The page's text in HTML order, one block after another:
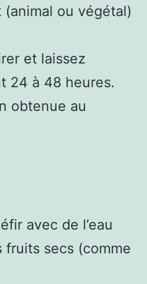
ou végétal)
et laissez
24 à 48 heures.
obtenue au
avec de l’eau
secs (comme